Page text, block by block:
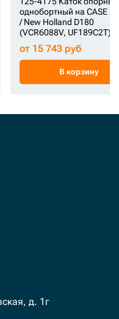
однобортный на CASE
/ New Holland D180
(VCR6088V, UF189C2T)
от 15 743 руб
В корзину
д. 1г